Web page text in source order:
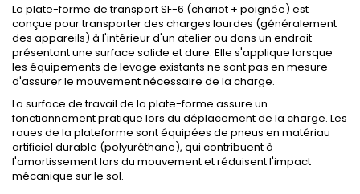
La plate-forme de transport SF-6 (chariot + poignée) est
conçue pour transporter des charges lourdes (généralement
des appareils) à l'intérieur d'un atelier ou dans un endroit
présentant une surface solide et dure. Elle s'applique lorsque
les équipements de levage existants ne sont pas en mesure
d'assurer le mouvement nécessaire de la charge.
La surface de travail de la plate-forme assure un
fonctionnement pratique lors du déplacement de la charge. Les
roues de la plateforme sont équipées de pneus en matériau
artificiel durable (polyuréthane), qui contribuent à
l'amortissement lors du mouvement et réduisent l'impact
mécanique sur le sol.